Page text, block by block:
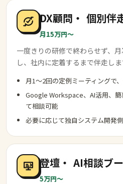
DX顧問・ 個別伴
月15万円〜
一度きりの研修で終わらせず、
し、社内に定着するまで伴走しま
月1〜2回の定例ミーティングで
Google Workspace、AI活用、
て相談可能
必要に応じて独自システム開発
登壇・ AI相談ブ
5万円〜